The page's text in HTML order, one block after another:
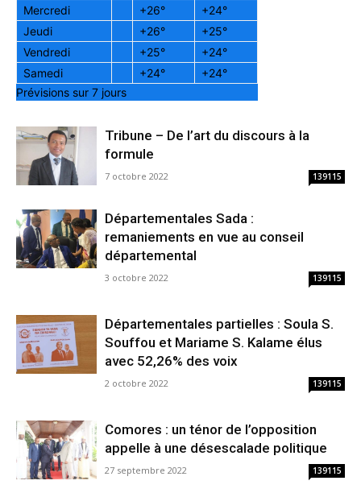
Mercredi
+26° +24°
Jeudi
+26° +25°
Vendredi
+25° +24°
Samedi
+24° +24°
Prévisions sur 7 jours
Tribune – De l’art du discours à la
formule
7 octobre 2022 139115
Départementales Sada :
remaniements en vue au conseil
départemental
3 octobre 2022 139115
Départementales partielles : Soula S.
Souffou et Mariame S. Kalame élus
avec 52,26% des voix
2 octobre 2022 139115
Comores : un ténor de l’opposition
appelle à une désescalade politique
27 septembre 2022 139115